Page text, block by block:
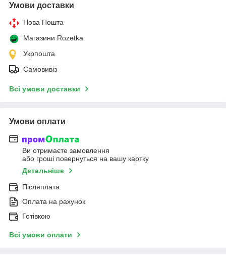
Умови доставки
Нова Пошта
Магазини Rozetka
Укрпошта
Самовивіз
Всі умови доставки
Умови оплати
Ви отримаєте замовлення
або гроші повернуться на вашу картку
Детальніше
Післяплата
Оплата на рахунок
Готівкою
Всі умови оплати